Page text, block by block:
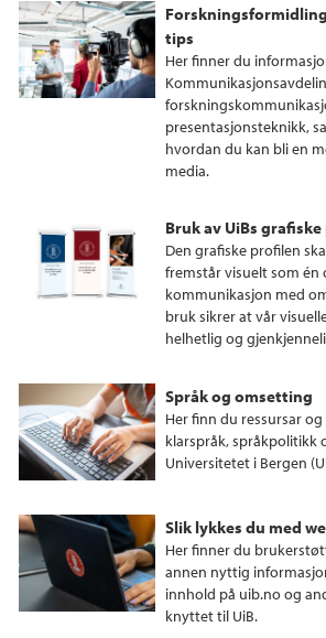
tips
Her finner du
presentasjonsteknikk,
hvordan du kan bli en
media.
Bruk av UiBs
Den grafiske profilen
fremstår visuelt som én
kommunikasjon med
bruk sikrer at vår
helhetlig og
Språk og omsetting
Her finn du ressursar
klarspråk, språkpolitikk
Universitetet i Bergen
Slik lykkes du med
Her finner du
annen nyttig
innhold på uib.no og
knyttet til UiB.